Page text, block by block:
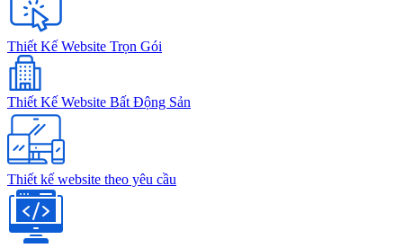
Thiết Kế Website Trọn Gói
Thiết Kế Website Bất Động Sản
Thiết kế website theo yêu cầu